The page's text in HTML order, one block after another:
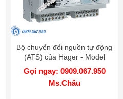
Bộ chuyển đổi nguồn tự động
(ATS) của Hager - Model
HZI205
Gọi ngay: 0909.067.950
Ms.Châu